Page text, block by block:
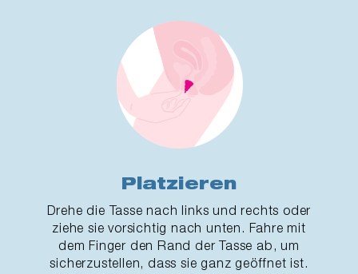
Platzieren
Drehe die Tasse nach links und rechts oder
ziehe sie vorsichtig nach unten. Fahre mit
dem Finger den Rand der Tasse ab, um
sicherzustellen, dass sie ganz geöffnet ist.